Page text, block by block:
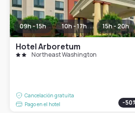
09h - 15h 10h - 17h 15h - 20h
Hotel Arboretum
Northeast Washington
Cancelación gratuita
Pago en el hotel
-50